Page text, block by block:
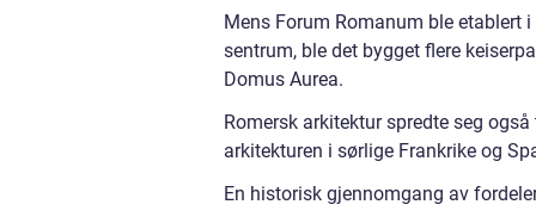
Mens Forum Romanum ble
sentrum, ble det bygget flere
Domus Aurea.
Romersk arkitektur spredte seg
arkitekturen i sørlige Frankrike og
En historisk gjennomgang av